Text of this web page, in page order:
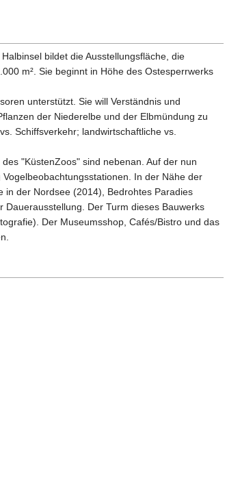
bildet die Ausstellungsfläche, die
m². Sie beginnt in Höhe des Ostesperrwerks
unterstützt. Sie will Verständnis und
der Niederelbe und der Elbmündung zu
Schiffsverkehr; landwirtschaftliche vs.
des "KüstenZoos" sind nebenan. Auf der nun
In der Nähe der
in der Nordsee (2014), Bedrohtes Paradies
Der Turm dieses Bauwerks
Der Museumsshop, Cafés/Bistro und das